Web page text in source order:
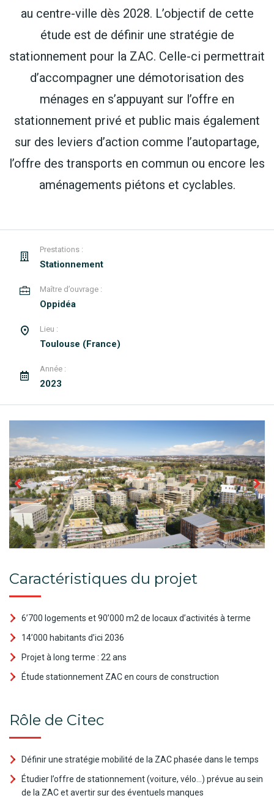
au centre-ville dès 2028. L’objectif de cette
étude est de définir une stratégie de
stationnement pour la ZAC. Celle-ci permettrait
d’accompagner une démotorisation des
ménages en s’appuyant sur l’offre en
stationnement privé et public mais également
sur des leviers d’action comme l’autopartage,
l’offre des transports en commun ou encore les
aménagements piétons et cyclables.
Prestations :
Stationnement
Maître d’ouvrage :
Oppidéa
Lieu :
Toulouse (France)
Année :
2023
Caractéristiques du projet
6’700 logements et 90’000 m2 de locaux d’activités à terme
14’000 habitants d’ici 2036
Projet à long terme : 22 ans
Étude stationnement ZAC en cours de construction
Rôle de Citec
Définir une stratégie mobilité de la ZAC phasée dans le temps
Étudier l’offre de stationnement (voiture, vélo…) prévue au sein
de la ZAC et avertir sur des éventuels manques